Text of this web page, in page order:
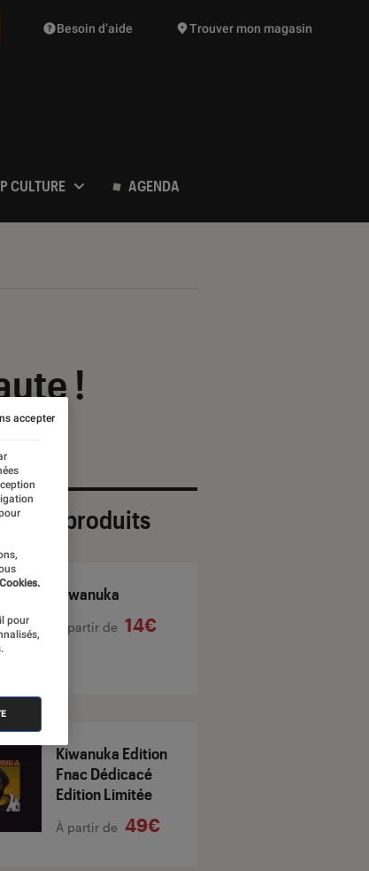
Des suggestions de produits vont vous être proposées
Besoin d’aide Trouver mon magasin
CULTURE AGENDA
!
de produits
Kiwanuka
À partir de 14€
Kiwanuka Edition
Fnac Dédicacé
Edition Limitée
À partir de 49€
pour
accepter